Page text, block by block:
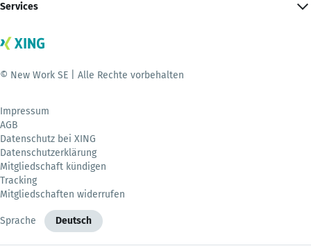
Services
© New Work SE | Alle Rechte vorbehalten
Impressum
AGB
Datenschutz bei XING
Datenschutzerklärung
Mitgliedschaft kündigen
Tracking
Mitgliedschaften widerrufen
Sprache Deutsch